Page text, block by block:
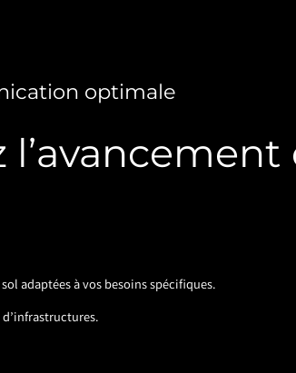
optimale
adaptées à vos besoins spécifiques.